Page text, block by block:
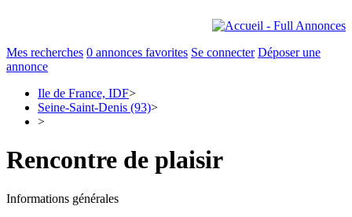
Mes recherches 0 annonces favorites Se connecter Déposer une
annonce
Ile de France, IDF>
Seine-Saint-Denis (93)>
>
Rencontre de plaisir
Informations générales